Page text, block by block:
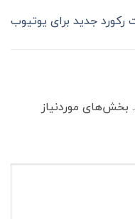
رکورد جدید برای یوتیوب
بخش‌های موردنیاز